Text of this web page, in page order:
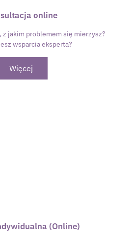
online
z jakim problemem się mierzysz?
wsparcia eksperta?
Więcej
(Online)